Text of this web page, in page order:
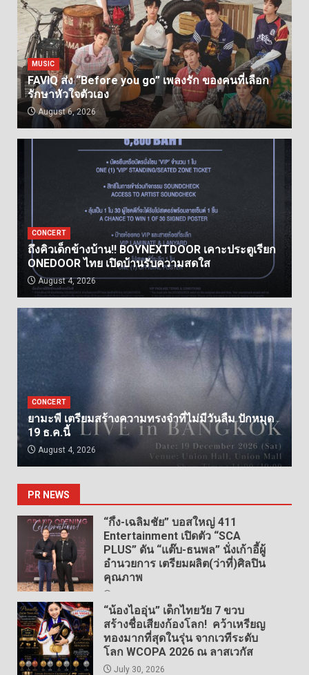
MUSIC
FAVIQ ส่ง “Before you go” เพลงรัก ของคนที่เลือก
รักษาหัวใจตัวเอง
August 6, 2026
CONCERT
ถึงคิวเด็กข้างบ้าน!! BOYNEXTDOOR เคาะประตูเรียก
ONEDOOR ไทย เปิดบ้านรับความสดใส
August 4, 2026
CONCERT
ยามะพี เตรียมสร้างความทรงจำที่ไม่มีวันลืม ปักหมุด
19 ธ.ค.นี้
August 4, 2026
PR NEWS
“กึ้ง-เฉลิมชัย” บอสใหญ่ 411
Entertainment เปิดตัว “SCA
PLUS” ดัน “แต๊บ-ธนพล” นั่งเก้าอี้ผู้
อำนวยการ เตรียมผลิต(ว่าที่)ศิลปิน
คุณภาพ
“น้องไออุ่น” เด็กไทยวัย 7 ขวบ
สร้างชื่อเสียงก้องโลก! คว้าเหรียญ
ทองมากที่สุดในรุ่น จากเวทีระดับ
โลก WCOPA 2026 ณ ลาสเวกัส
July 30, 2026